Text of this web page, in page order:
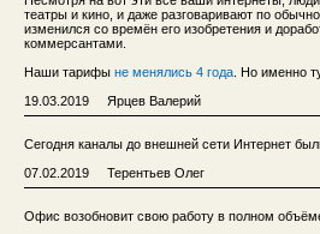
театры и кино, и даже разговаривают по
изменился со времён его изобретения и
коммерсантами.
Наши тарифы не менялись 4 года . Но именно
19.03.2019 Ярцев Валерий
Сегодня каналы до внешней сети Интернет
07.02.2019 Терентьев Олег
Офис возобновит свою работу в полном